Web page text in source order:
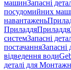
машинЗапасні
посудомийних
навантажень
ПриладдяПриладдя
системЗапасні
постачанняЗапасні
відведення води
деталі для